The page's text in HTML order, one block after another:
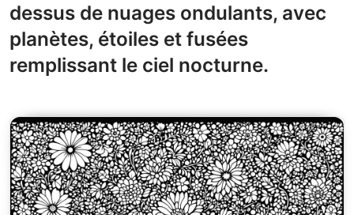
dessus de nuages ondulants, avec
planètes, étoiles et fusées
remplissant le ciel nocturne.